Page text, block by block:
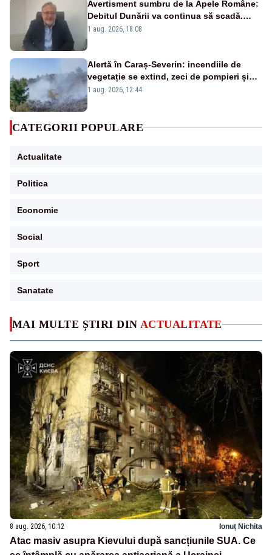
MAI MULTE ȘTIRI DIN ACTUALITATE
8 aug. 2026, 10:12 Ionuț Nichita
Atac masiv asupra Kievului după sancțiunile SUA. Ce
Avertisment sumbru de la Apele Române:
Debitul Dunării va continua să scadă.
Cernavodă s-ar putea închide în 4 zile
1 aug. 2026, 18:08
Alertă în Caraș-Severin: incendiile de
vegetație se extind, zeci de pompieri și
silvicultori se luptă cu flăcările - VIDEO
1 aug. 2026, 12:44
CATEGORII POPULARE
Actualitate
Politica
Economie
Social
Sport
Sanatate